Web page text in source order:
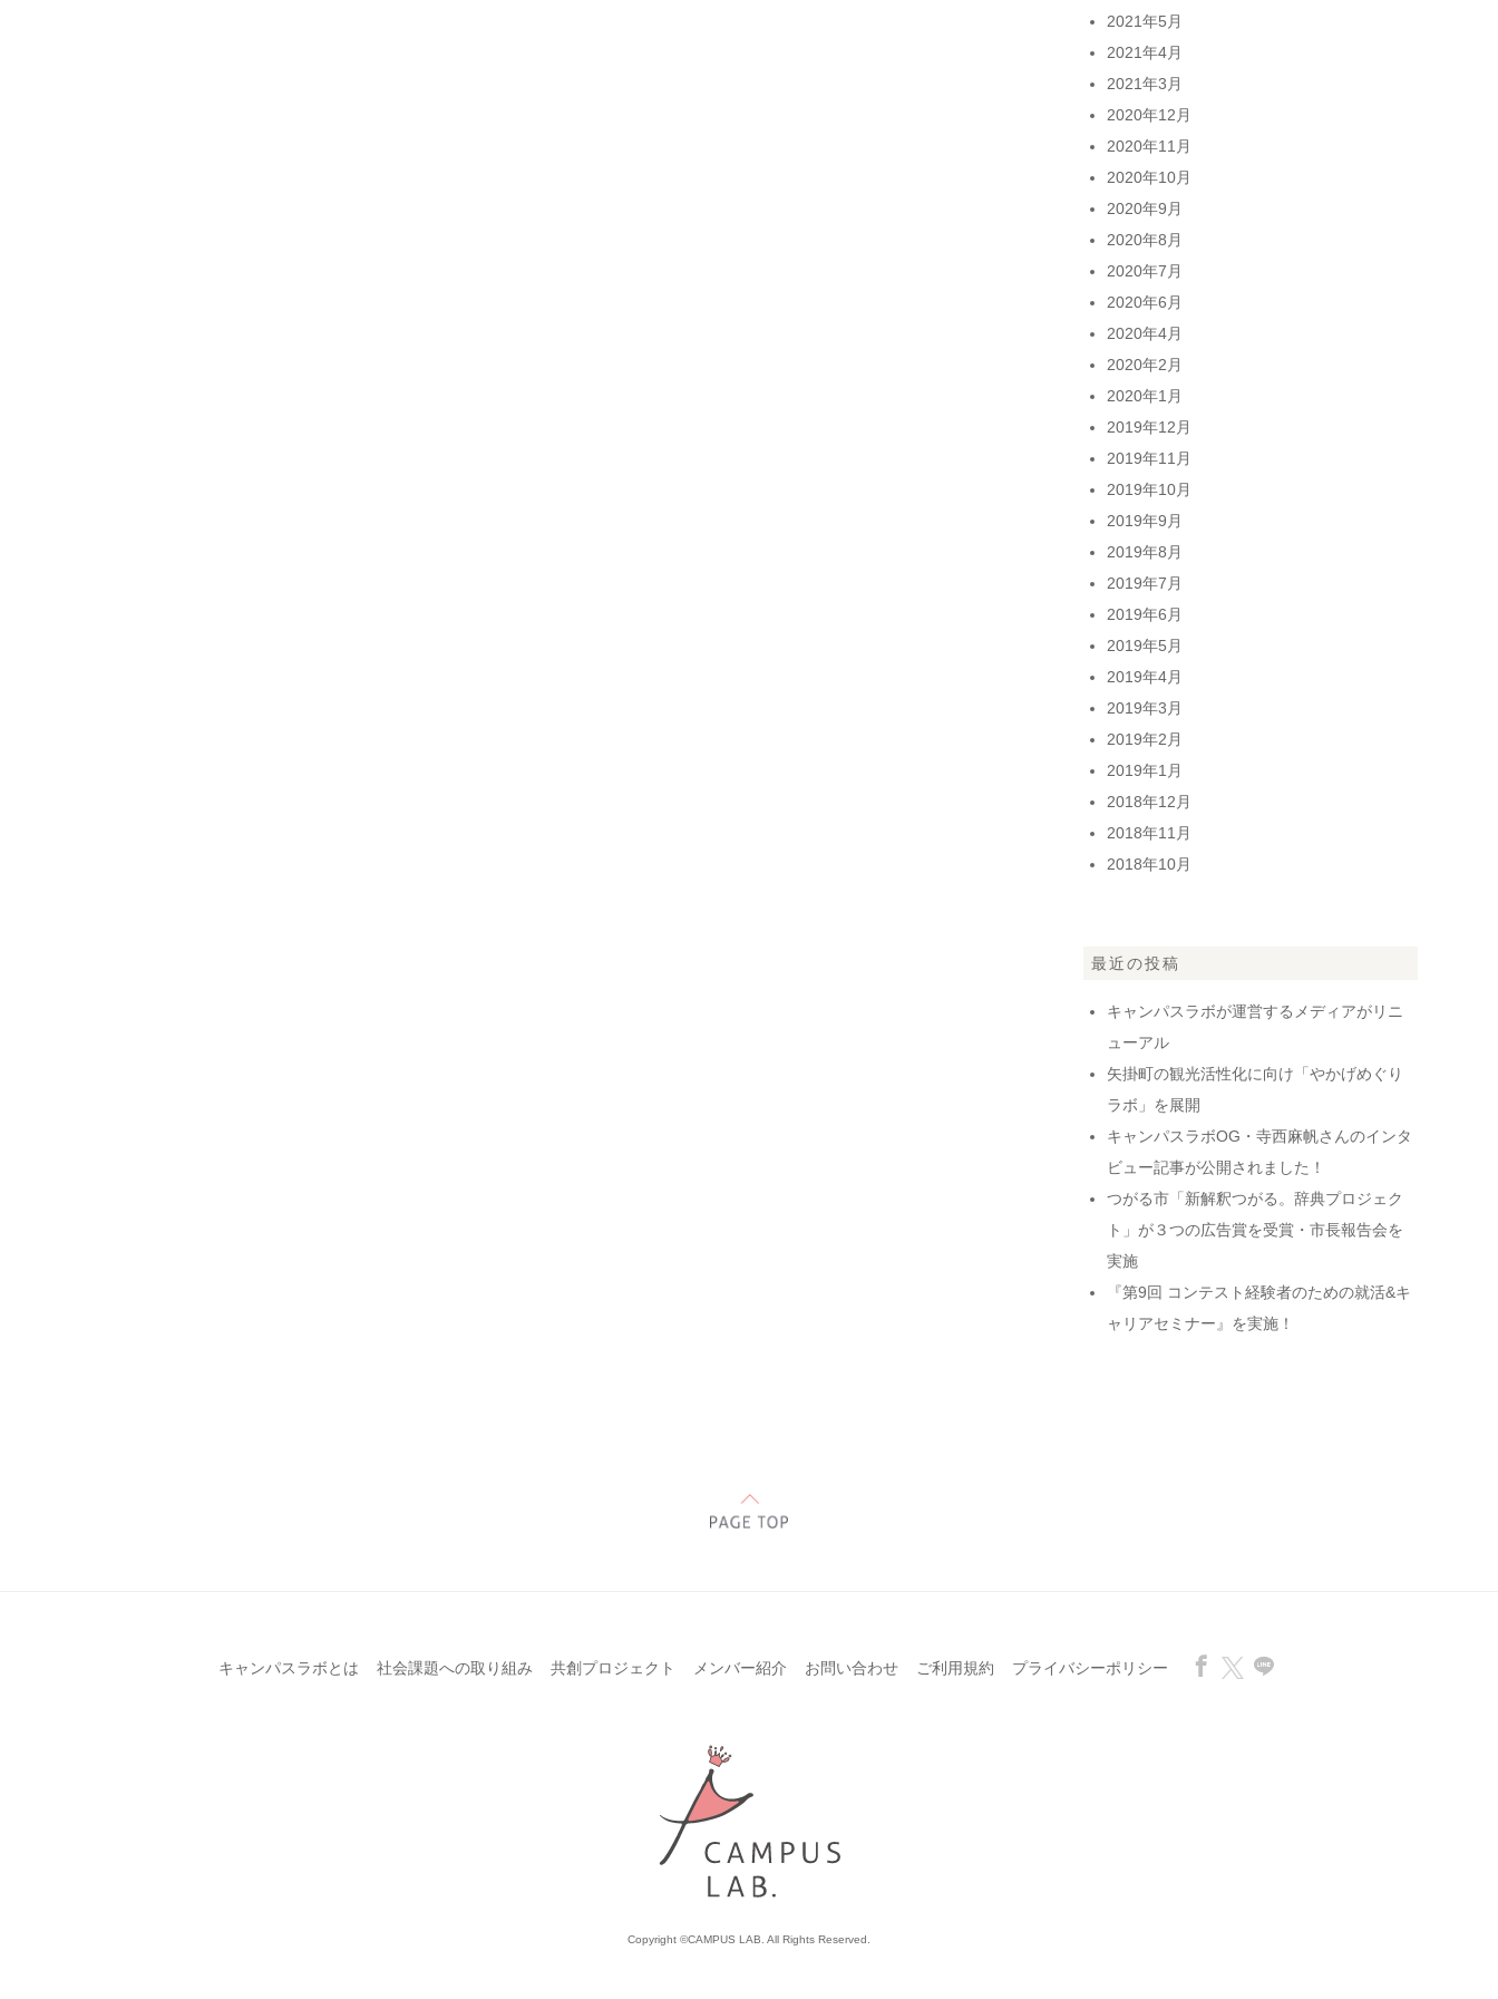
2021年5月
2021年4月
2021年3月
2020年12月
2020年11月
2020年10月
2020年9月
2020年8月
2020年7月
2020年6月
2020年4月
2020年2月
2020年1月
2019年12月
2019年11月
2019年10月
2019年9月
2019年8月
2019年7月
2019年6月
2019年5月
2019年4月
2019年3月
2019年2月
2019年1月
2018年12月
2018年11月
2018年10月
最近の投稿
キャンパスラボが運営するメディアがリニ
ューアル
矢掛町の観光活性化に向け「やかげめぐり
ラボ」を展開
キャンパスラボOG・寺西麻帆さんのインタ
ビュー記事が公開されました！
つがる市「新解釈つがる。辞典プロジェク
ト」が３つの広告賞を受賞・市長報告会を
実施
『第9回 コンテスト経験者のための就活&キ
ャリアセミナー』を実施！
キャンパスラボとは 社会課題への取り組み 共創プロジェクト メンバー紹介 お問い合わせ ご利用規約 プライバシーポリシー
Copyright ©CAMPUS LAB. All Rights Reserved.